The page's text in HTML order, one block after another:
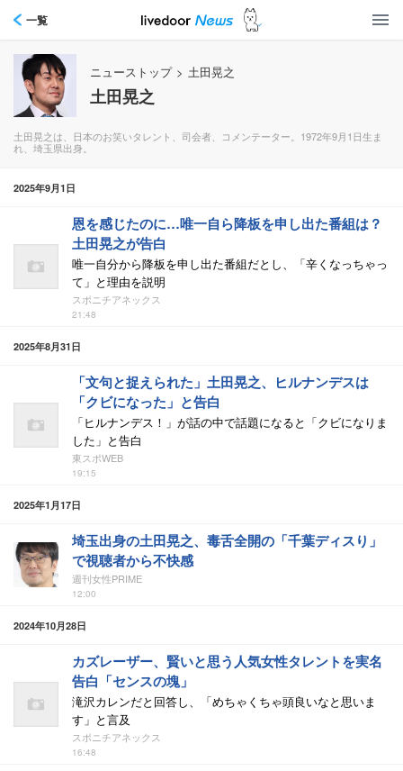
一覧
ニューストップ > 土田晃之
土田晃之
土田晃之は、日本のお笑いタレント、司会者、コメンテーター。1972年9月1日生ま
れ、埼玉県出身。
2025年9月1日
恩を感じたのに…唯一自ら降板を申し出た番組は？
土田晃之が告白
唯一自分から降板を申し出た番組だとし、「辛くなっちゃっ
て」と理由を説明
スポニチアネックス
21:48
2025年8月31日
「文句と捉えられた」土田晃之、ヒルナンデスは
「クビになった」と告白
「ヒルナンデス！」が話の中で話題になると「クビになりま
した」と告白
東スポWEB
19:15
2025年1月17日
埼玉出身の土田晃之、毒舌全開の「千葉ディスり」
で視聴者から不快感
週刊女性PRIME
12:00
2024年10月28日
カズレーザー、賢いと思う人気女性タレントを実名
告白「センスの塊」
滝沢カレンだと回答し、「めちゃくちゃ頭良いなと思いま
す」と言及
スポニチアネックス
16:48